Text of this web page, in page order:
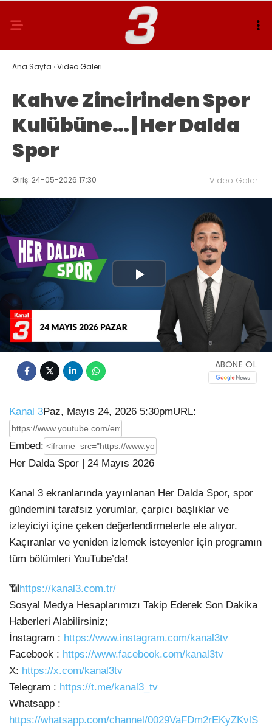
Ana Sayfa ›Video Galeri
Kahve Zincirinden Spor
Kulübüne… | Her Dalda
Spor
Giriş: 24-05-2026 17:30 Video Galeri
Play
Video
ABONE OL
Kanal 3Paz, Mayıs 24, 2026 5:30pmURL:
Embed:
Her Dalda Spor | 24 Mayıs 2026
Kanal 3 ekranlarında yayınlanan Her Dalda Spor, spor
gündemini tarafsız yorumlar, çarpıcı başlıklar ve
izleyiciyi içine çeken değerlendirmelerle ele alıyor.
Kaçıranlar ve yeniden izlemek isteyenler için programın
tüm bölümleri YouTube’da!
📶 https://kanal3.com.tr/
Sosyal Medya Hesaplarımızı Takip Ederek Son Dakika
Haberleri Alabilirsiniz;
İnstagram : https://www.instagram.com/kanal3tv
Facebook : https://www.facebook.com/kanal3tv
X: https://x.com/kanal3tv
Telegram : https://t.me/kanal3_tv
Whatsapp :
https://whatsapp.com/channel/0029VaFDm2rEKyZKvlS